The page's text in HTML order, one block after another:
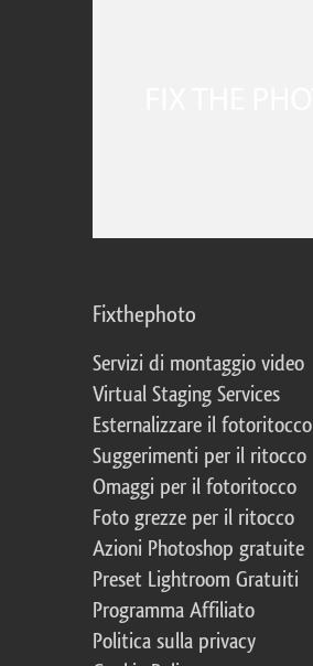
Fixthephoto
Servizi di montaggio video
Virtual Staging Services
Esternalizzare il fotoritocco
Suggerimenti per il ritocco
Omaggi per il fotoritocco
Foto grezze per il ritocco
Azioni Photoshop gratuite
Preset Lightroom Gratuiti
Programma Affiliato
Politica sulla privacy